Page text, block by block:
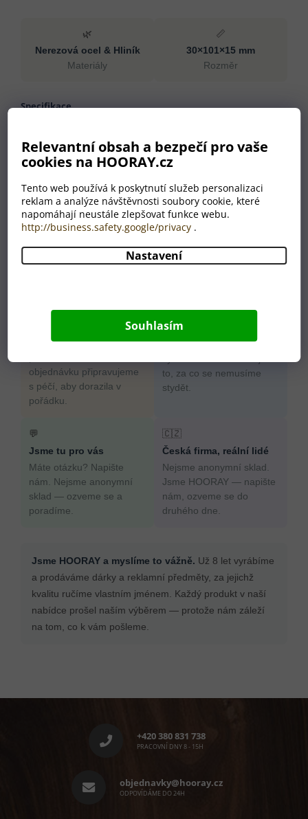
Relevantní obsah a bezpečí pro vaše
cookies na HOORAY.cz
Tento web používá k poskytnutí služeb personalizaci
reklam a analýze návštěvnosti soubory cookie, které
napomáhají neustále zlepšovat funkce webu.
http://business.safety.google/privacy .
Nastavení
Souhlasím
🌿
Nerezová ocel & Hliník
Materiály
📏
30×101×15 mm
Rozměr
Specifikace
Rozměr
30×101×15 mm
Hmotnost
110 g
Barva
černá
Země původu
CN
Proč nakoupit u HOORAY?
Pečlivost jako od
Věříme, že dárek má
objednávku připravujeme
s péčí, aby dorazila v
pořádku.
Odborný výběr produktů
Každý produkt v naší
nabídce prošel naším
to, za co se nemusíme
stydět.
💬
Jsme tu pro vás
Máte otázku? Napište
nám. Nejsme anonymní
sklad — ozveme se a
poradíme.
🇨🇿
Česká firma, reální lidé
Nejsme anonymní sklad.
Jsme HOORAY — napište
nám, ozveme se do
druhého dne.
Jsme HOORAY a myslíme to vážně. Už 8 let vyrábíme
a prodáváme dárky a reklamní předměty, za jejichž
kvalitu ručíme vlastním jménem. Každý produkt v naší
nabídce prošel naším výběrem — protože nám záleží
na tom, co k vám pošleme.
+420 380 831 738
PRACOVNÍ DNY 8 - 15H
objednavky@hooray.cz
ODPOVÍDÁME DO 24H